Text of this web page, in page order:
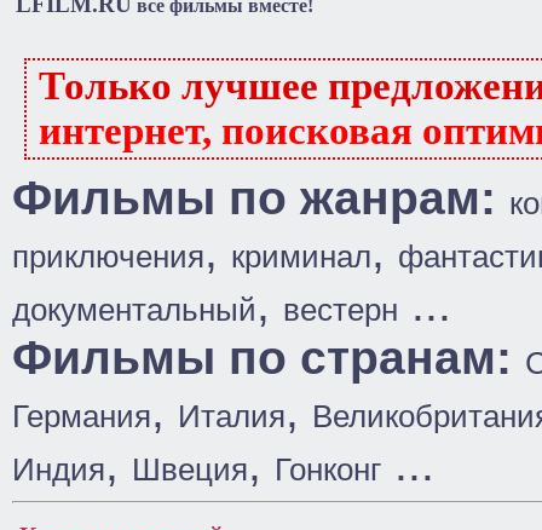
все фильмы вместе!
Только лучшее
интернет, поисковая
Фильмы по жанрам:
приключения, криминал,
документальный, вестерн ...
Фильмы по странам:
Германия, Италия,
Индия, Швеция, Гонконг ...